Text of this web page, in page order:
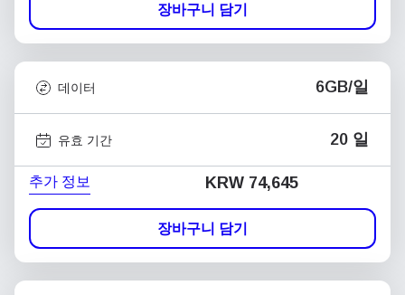
장바구니 담기
데이터 6GB/일
유효 기간 20 일
추가 정보 KRW 74,645
장바구니 담기